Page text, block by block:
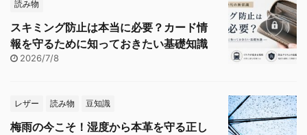
読み物
スキミング防止は本当に必要？カード情
報を守るために知っておきたい基礎知識
2026/7/8
レザー 読み物 豆知識
梅雨の今こそ！湿度から本革を守る正し